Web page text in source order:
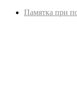
Памятка при